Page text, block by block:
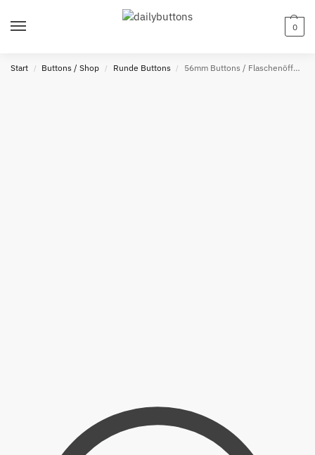
0
Start / Buttons / Shop / Runde Buttons / 56mm Buttons / Flaschenöffner mit Schlüsselring / NEON